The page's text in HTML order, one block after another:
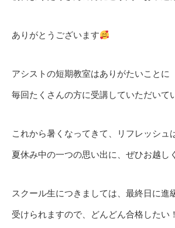
ありがとうございます
アシストの短期教室はありがたいことに
毎回たくさんの方に受講していただいて
これから暑くなってきて、リフレッシュ
夏休み中の一つの思い出に、ぜひお越し
スクール生につきましては、最終日に進
受けられますので、どんどん合格したい